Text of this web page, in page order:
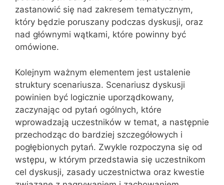
zastanowić się nad zakresem tematycznym,
który będzie poruszany podczas dyskusji, oraz
nad głównymi wątkami, które powinny być
omówione.
Kolejnym ważnym elementem jest ustalenie
struktury scenariusza. Scenariusz dyskusji
powinien być logicznie uporządkowany,
zaczynając od pytań ogólnych, które
wprowadzają uczestników w temat, a następnie
przechodząc do bardziej szczegółowych i
pogłębionych pytań. Zwykle rozpoczyna się od
wstępu, w którym przedstawia się uczestnikom
cel dyskusji, zasady uczestnictwa oraz kwestie